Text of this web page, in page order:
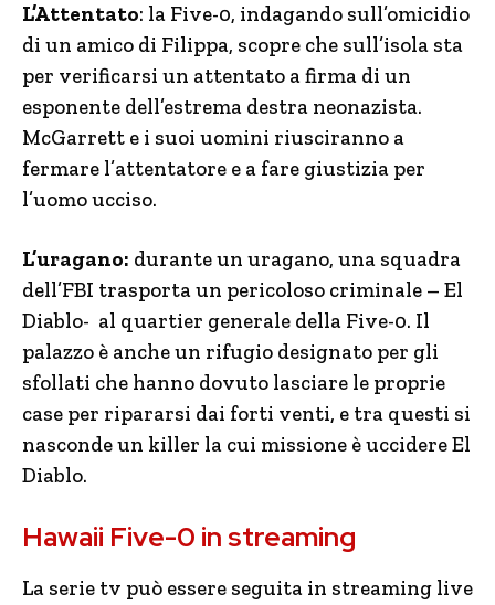
L’Attentato: la Five-0, indagando sull’omicidio
di un amico di Filippa, scopre che sull’isola sta
per verificarsi un attentato a firma di un
esponente dell’estrema destra neonazista.
McGarrett e i suoi uomini riusciranno a
fermare l’attentatore e a fare giustizia per
l’uomo ucciso.
L’uragano: durante un uragano, una squadra
dell’FBI trasporta un pericoloso criminale – El
Diablo- al quartier generale della Five-0. Il
palazzo è anche un rifugio designato per gli
sfollati che hanno dovuto lasciare le proprie
case per ripararsi dai forti venti, e tra questi si
nasconde un killer la cui missione è uccidere El
Diablo.
Hawaii Five-0 in streaming
La serie tv può essere seguita in streaming live